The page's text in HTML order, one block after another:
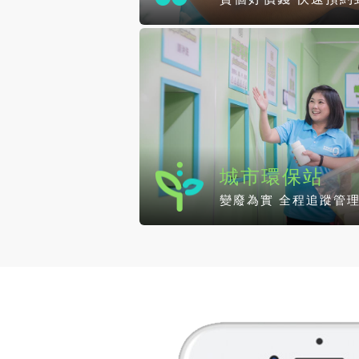
城市環保站
變廢為實 全程追蹤管